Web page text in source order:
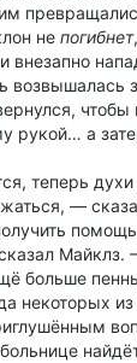
не погибнет
внезапно
возвышалась
рукой… а
теперь духи
—
помощь
больше
некоторых